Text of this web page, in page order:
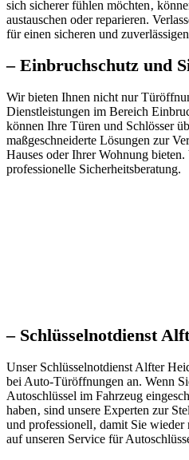
sich sicherer fühlen möchten‚
austauschen oder reparieren.​
für einen sicheren und
– Einbruchschutz und
Wir bieten Ihnen nicht nur
Dienstleistungen im Bereich
können Ihre Türen und Schlösser
maßgeschneiderte Lösungen zur
Hauses oder Ihrer Wohnung bieten.​
professionelle Sicherheitsberatung.​
– Schlüsselnotdienst
Unser Schlüsselnotdienst Alfter
bei Auto-Türöffnungen an.​ Wenn
Autoschlüssel im Fahrzeug
haben‚ sind unsere Experten zur
und professionell‚ damit Sie
auf unseren Service für